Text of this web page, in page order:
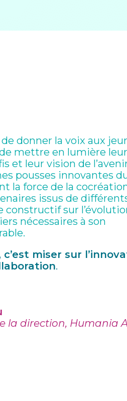
donner la voix aux
mettre en lumière
et leur vision de
pousses innovantes
la force de la
issus de
constructif sur
nécessaires à son
miser sur
.
la direction, Humania